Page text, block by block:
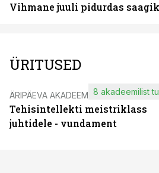
Vihmane juuli pidurdas
ÜRITUSED
ÄRIPÄEVA AKADEEMIA
Tehisintellekti meistriklass
juhtidele - vundament
8 akadeemilist